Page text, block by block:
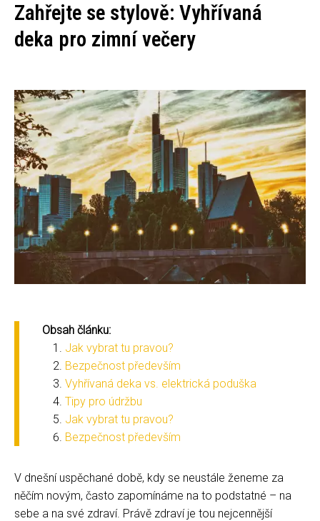
Zahřejte se stylově: Vyhřívaná
deka pro zimní večery
Obsah článku:
Jak vybrat tu pravou?
Bezpečnost především
Vyhřívaná deka vs. elektrická poduška
Tipy pro údržbu
Jak vybrat tu pravou?
Bezpečnost především
V dnešní uspěchané době, kdy se neustále ženeme za
něčím novým, často zapomínáme na to podstatné – na
sebe a na své zdraví. Právě zdraví je tou nejcennější